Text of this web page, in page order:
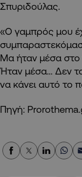
Σπυριδούλας.
«Ο γαμπρός μου
Μα ήταν μέσα στο
Ήταν μέσα… Δεν
να κάνει αυτό το
Πηγή: